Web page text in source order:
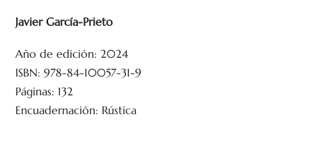
a
l
r
d
o
c
o
Javier García-Prieto
Año de edición: 2024
ISBN: 978-84-10057-31-9
Páginas: 132
Encuadernación: Rústica